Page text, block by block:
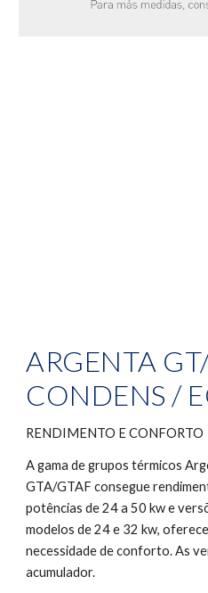
ARGENTA
CONDENS /
RENDIMENTO E CONFORTO
A gama de grupos térmicos
GTA/GTAF consegue
potências de 24 a 50 kw e
modelos de 24 e 32 kw,
necessidade de conforto. As
acumulador.